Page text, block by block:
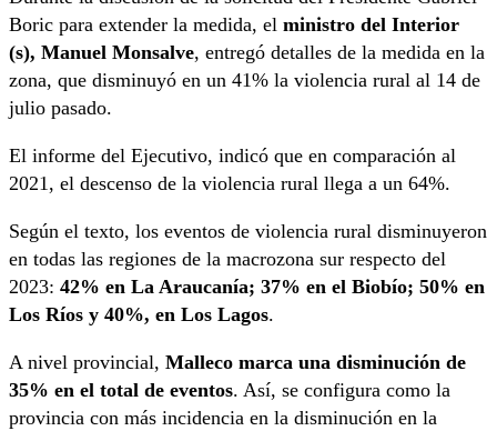
Boric para extender la medida, el ministro del Interior
(s), Manuel Monsalve, entregó detalles de la medida en la
zona, que disminuyó en un 41% la violencia rural al 14 de
julio pasado.
El informe del Ejecutivo, indicó que en comparación al
2021, el descenso de la violencia rural llega a un 64%.
Según el texto, los eventos de violencia rural disminuyeron
en todas las regiones de la macrozona sur respecto del
2023: 42% en La Araucanía; 37% en el Biobío; 50% en
Los Ríos y 40%, en Los Lagos.
A nivel provincial, Malleco marca una disminución de
35% en el total de eventos. Así, se configura como la
provincia con más incidencia en la disminución en la